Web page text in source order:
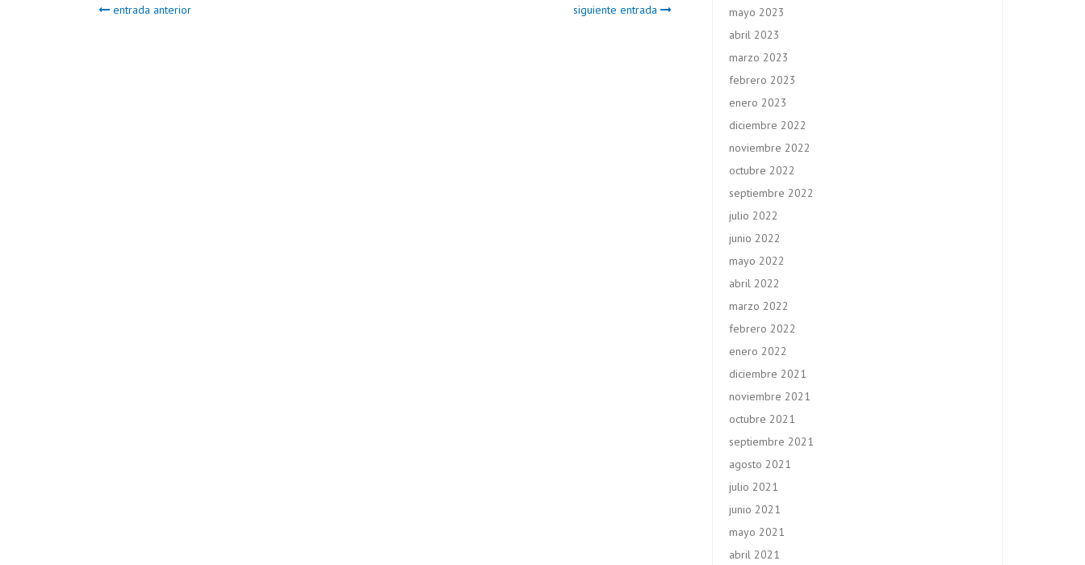
o er A
entrada anterior siguiente entrada
mayo 2023
abril 2023
marzo 2023
febrero 2023
enero 2023
diciembre 2022
noviembre 2022
octubre 2022
septiembre 2022
julio 2022
junio 2022
mayo 2022
abril 2022
marzo 2022
febrero 2022
enero 2022
diciembre 2021
noviembre 2021
octubre 2021
septiembre 2021
agosto 2021
julio 2021
junio 2021
mayo 2021
abril 2021